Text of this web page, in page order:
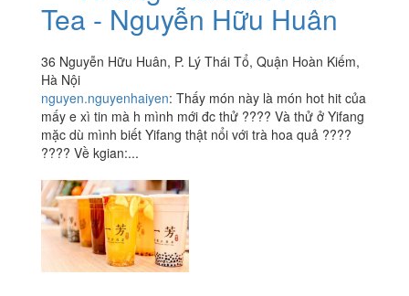
Tea - Nguyễn Hữu Huân
36 Nguyễn Hữu Huân, P. Lý Thái Tổ, Quận Hoàn Kiếm,
Hà Nội
nguyen.nguyenhaiyen: Thấy món này là món hot hit của
mấy e xì tin mà h mình mới đc thử ???? Và thử ở Yifang
mặc dù mình biết Yifang thật nổi với trà hoa quả ????
???? Về kgian:...